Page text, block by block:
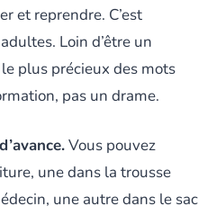
et reprendre. C’est
Loin d’être un
le plus précieux des mots
pas un drame.
Vous pouvez
une dans la trousse
une autre dans le sac